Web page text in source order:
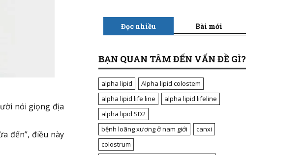
nói giọng địa
đến”, điều này
Đọc nhiều Bài mới
BẠN QUAN TÂM ĐẾN VẤN ĐỀ GÌ?
alpha lipid
Alpha lipid colostem
alpha lipid life line
alpha lipid lifeline
alpha lipid SD2
bệnh loãng xương ở nam giới
canxi
colostrum